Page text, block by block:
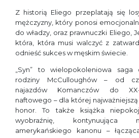
Z historią Eliego przeplatają się
mężczyzny, który ponosi
do władzy, oraz prawnuczki Eliego,
która, która musi walczyć z
odnieść sukces w męskim świecie.
„Syn” to wielopokoleniowa
rodziny McCulloughów – od
najazdów Komanczów do
naftowego – dla której
honor. To także książka
wyobraźnię, kontynuująca
amerykańskiego kanonu –